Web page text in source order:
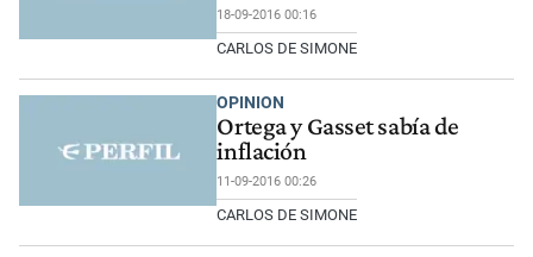
18-09-2016 00:16
CARLOS DE SIMONE
OPINION
Ortega y Gasset sabía de
inflación
11-09-2016 00:26
CARLOS DE SIMONE